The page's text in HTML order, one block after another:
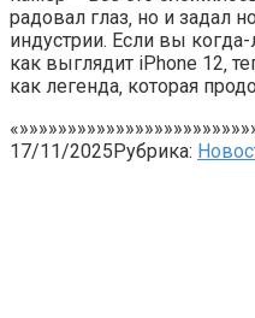
радовал глаз‚ но и задал
индустрии. Если вы
как выглядит iPhone 12‚
как легенда‚ которая
17/11/2025 Рубрика: